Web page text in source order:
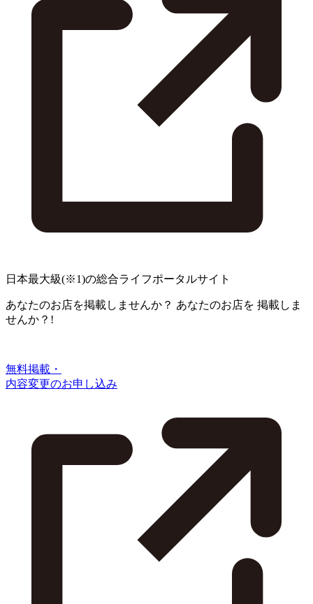
日本最大級(※1)の総合ライフポータルサイト
あなたのお店を掲載しませんか？ あなたのお店を 掲載しま
せんか？!
無料掲載・
内容変更のお申し込み